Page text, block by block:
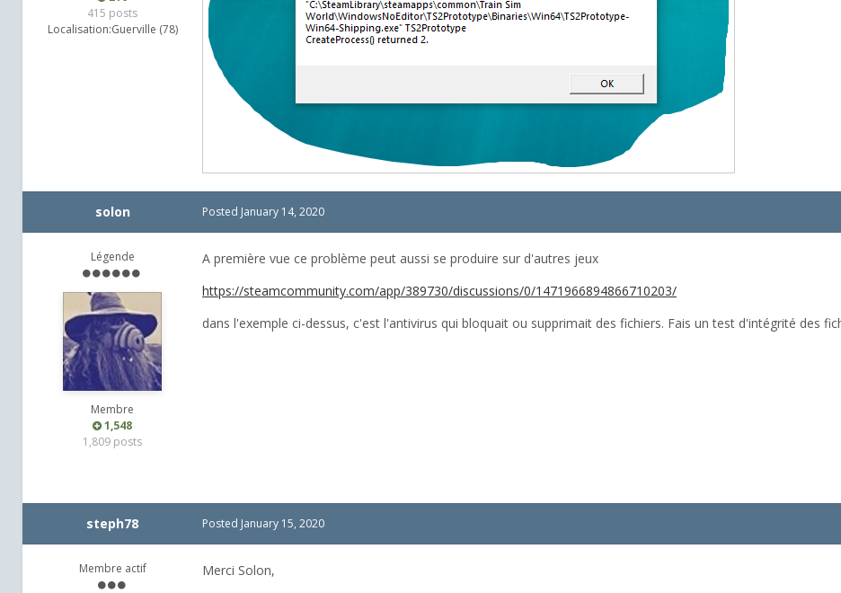
415 posts
Localisation:Guerville (78)
solon
Légende
Membre
1,548
1,809 posts
Posted January 14, 2020
A première vue ce problème peut aussi se produire sur d'autres jeux
https://steamcommunity.com/app/389730/discussions/0/1471966894866710203/
dans l'exemple ci-dessus, c'est l'antivirus qui bloquait ou supprimait des fichiers. Fais un test d'intégrité des
steph78
Membre actif
Posted January 15, 2020
Merci Solon,